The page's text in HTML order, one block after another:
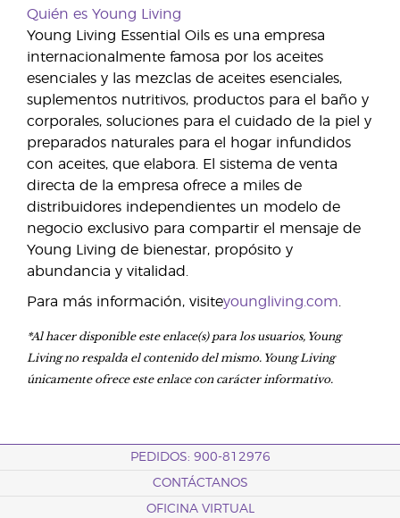
Quién es Young Living
Young Living Essential Oils es una empresa
internacionalmente famosa por los aceites
esenciales y las mezclas de aceites esenciales,
suplementos nutritivos, productos para el baño y
corporales, soluciones para el cuidado de la piel y
preparados naturales para el hogar infundidos
con aceites, que elabora. El sistema de venta
directa de la empresa ofrece a miles de
distribuidores independientes un modelo de
negocio exclusivo para compartir el mensaje de
Young Living de bienestar, propósito y
abundancia y vitalidad.
Para más información, visiteyoungliving.com
*Al hacer disponible este enlace(s) para los usuarios, Young
Living no respalda el contenido del mismo. Young Living
únicamente ofrece este enlace con carácter informativo.
PEDIDOS: 900-812976
CONTÁCTANOS
OFICINA VIRTUAL